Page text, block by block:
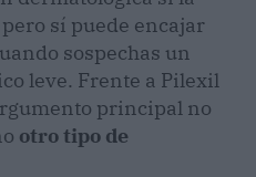
sí puede encajar
sospechas un
leve. Frente a Pilexil
principal no
otro tipo de